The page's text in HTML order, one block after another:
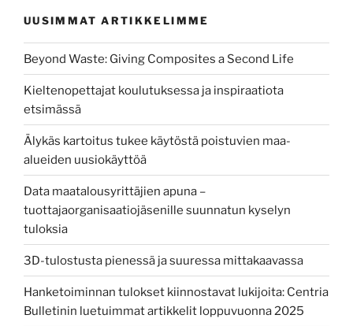
UUSIMMAT ARTIKKELIMME
Beyond Waste: Giving Composites a Second Life
Kieltenopettajat koulutuksessa ja inspiraatiota
etsimässä
Älykäs kartoitus tukee käytöstä poistuvien maa-
alueiden uusiokäyttöä
Data maatalousyrittäjien apuna –
tuottajaorganisaatiojäsenille suunnatun kyselyn
tuloksia
3D-tulostusta pienessä ja suuressa mittakaavassa
Hanketoiminnan tulokset kiinnostavat lukijoita: Centria
Bulletinin luetuimmat artikkelit loppuvuonna 2025